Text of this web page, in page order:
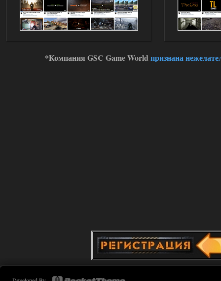
Устанавливать только
поверх финальной версии все в одном
(Standalone Final) от 29.12.2025!
Доступно только для пользователей
Доступно только для пользователей
*Компания GSC Game Worldпризнана